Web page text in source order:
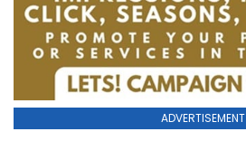
ADVERTISEMENT